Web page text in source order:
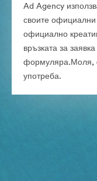
Ad Agency
своите официални
официално
връзката за
формуляра.Моля,
употреба.